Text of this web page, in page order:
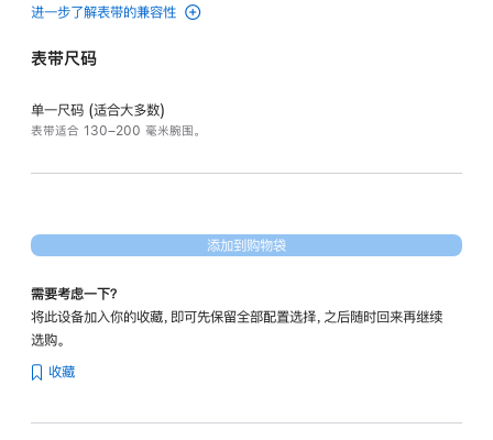
进一步了解表带的兼容性
表带尺码
单一尺码 (适合大多数)
表带适合 130–200 毫米腕围。
添加到购物袋
需要考虑一下？
将此设备加入你的收藏，即可先保留全部配置选择，之后随时回来再继续
选购。
收藏